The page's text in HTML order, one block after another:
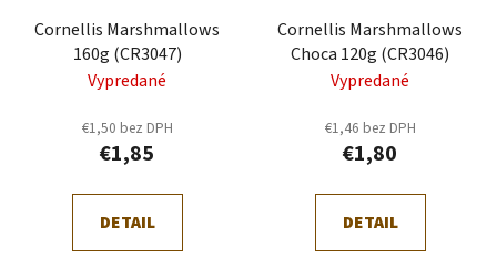
Cornellis Marshmallows
160g (CR3047)
Vypredané
€1,50 bez DPH
€1,85
DETAIL
Cornellis Marshmallows
Choca 120g (CR3046)
Vypredané
€1,46 bez DPH
€1,80
DETAIL